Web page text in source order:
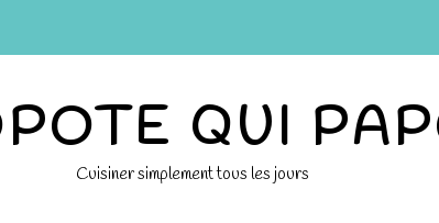
QUI
Cuisiner simplement tous les jours